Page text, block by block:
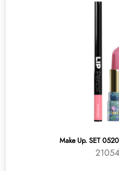
Make Up. SET